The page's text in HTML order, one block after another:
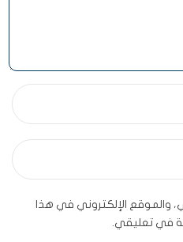
والموقع الإلكتروني في هذا
في تعليقي.